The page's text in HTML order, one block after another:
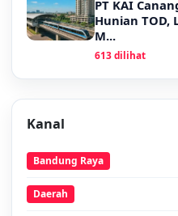
PT KAI
Hunian TOD,
M...
613 dilihat
Kanal
Bandung Raya
Daerah